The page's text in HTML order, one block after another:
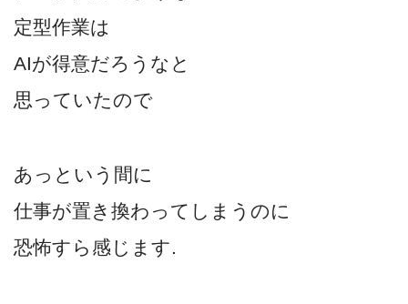
定型作業は
AIが得意だろうなと
思っていたので
あっという間に
仕事が置き換わってしまうのに
恐怖すら感じます.